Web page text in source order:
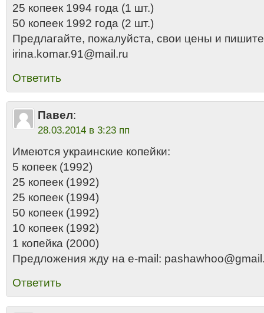
25 копеек 1994 года (1 шт.)
50 копеек 1992 года (2 шт.)
Предлагайте, пожалуйста, свои цены и
irina.komar.91@mail.ru
Ответить
Павел:
28.03.2014 в 3:23 пп
Имеются украинские копейки:
5 копеек (1992)
25 копеек (1992)
25 копеек (1994)
50 копеек (1992)
10 копеек (1992)
1 копейка (2000)
Предложения жду на e-mail:
Ответить